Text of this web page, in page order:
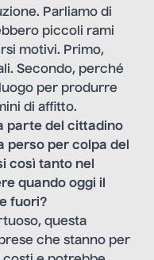
Parliamo di
piccoli rami
motivi. Primo,
Secondo, perché
per produrre
di affitto.
parte del cittadino
perso per colpa del
così tanto nel
quando oggi il
fuori?
questa
che stanno per